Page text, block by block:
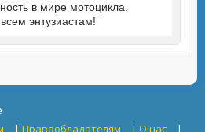
в мире мотоцикла.
энтузиастам!
| Правообладателям | О нас |